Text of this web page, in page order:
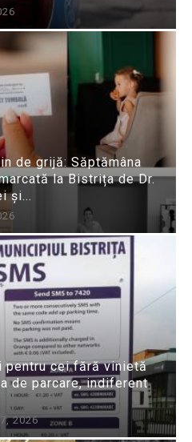
de grijă: Săptămâna
la Bistrița de Dr.
și...
pentru cei fără vinietă
de parcare, indiferent
2026